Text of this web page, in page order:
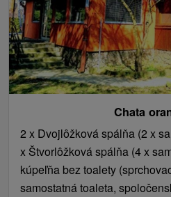
toaleta, spoločenská
TV, jedálenské
sporák, mikrovlnná
chladnička).
Chata
2 x Dvojlôžková spálňa (2 x
x Štvorlôžková spálňa (4 x
kúpeľňa bez toalety
samostatná toaleta,